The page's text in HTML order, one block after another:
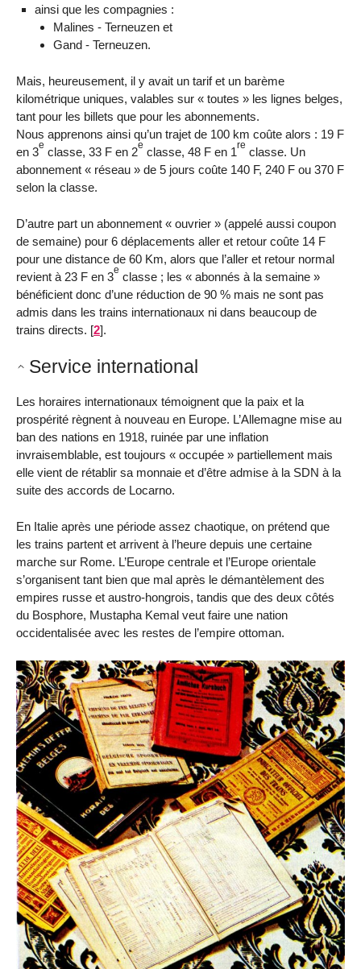
ainsi que les compagnies :
Malines - Terneuzen et
Gand - Terneuzen.
Mais, heureusement, il y avait un tarif et un barème
kilométrique uniques, valables sur « toutes » les lignes belges,
tant pour les billets que pour les abonnements.
Nous apprenons ainsi qu’un trajet de 100 km coûte alors : 19 F
en 3e classe, 33 F en 2e classe, 48 F en 1re classe. Un
abonnement « réseau » de 5 jours coûte 140 F, 240 F ou 370 F
selon la classe.
D’autre part un abonnement « ouvrier » (appelé aussi coupon
de semaine) pour 6 déplacements aller et retour coûte 14 F
pour une distance de 60 Km, alors que l’aller et retour normal
revient à 23 F en 3e classe ; les « abonnés à la semaine »
bénéficient donc d’une réduction de 90 % mais ne sont pas
admis dans les trains internationaux ni dans beaucoup de
trains directs. [2].
Service international
Les horaires internationaux témoignent que la paix et la
prospérité règnent à nouveau en Europe. L’Allemagne mise au
ban des nations en 1918, ruinée par une inflation
invraisemblable, est toujours « occupée » partiellement mais
elle vient de rétablir sa monnaie et d’être admise à la SDN à la
suite des accords de Locarno.
En Italie après une période assez chaotique, on prétend que
les trains partent et arrivent à l’heure depuis une certaine
marche sur Rome. L’Europe centrale et l’Europe orientale
s’organisent tant bien que mal après le démantèlement des
empires russe et austro-hongrois, tandis que des deux côtés
du Bosphore, Mustapha Kemal veut faire une nation
occidentalisée avec les restes de l’empire ottoman.